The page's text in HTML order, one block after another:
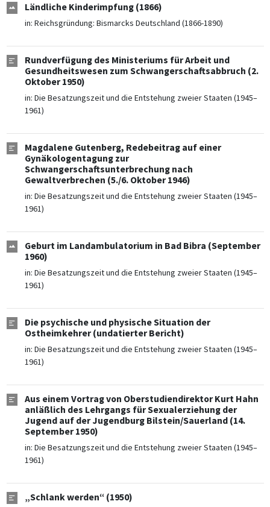
Ländliche Kinderimpfung (1866)
in: Reichsgründung: Bismarcks Deutschland (1866-1890)
Rundverfügung des Ministeriums für Arbeit und
Gesundheitswesen zum Schwangerschaftsabbruch (2.
Oktober 1950)
in: Die Besatzungszeit und die Entstehung zweier Staaten (1945–
1961)
Magdalene Gutenberg, Redebeitrag auf einer
Gynäkologentagung zur
Schwangerschaftsunterbrechung nach
Gewaltverbrechen (5./6. Oktober 1946)
in: Die Besatzungszeit und die Entstehung zweier Staaten (1945–
1961)
Geburt im Landambulatorium in Bad Bibra (September
1960)
in: Die Besatzungszeit und die Entstehung zweier Staaten (1945–
1961)
Die psychische und physische Situation der
Ostheimkehrer (undatierter Bericht)
in: Die Besatzungszeit und die Entstehung zweier Staaten (1945–
1961)
Aus einem Vortrag von Oberstudiendirektor Kurt Hahn
anläßlich des Lehrgangs für Sexualerziehung der
Jugend auf der Jugendburg Bilstein/Sauerland (14.
September 1950)
in: Die Besatzungszeit und die Entstehung zweier Staaten (1945–
1961)
„Schlank werden“ (1950)